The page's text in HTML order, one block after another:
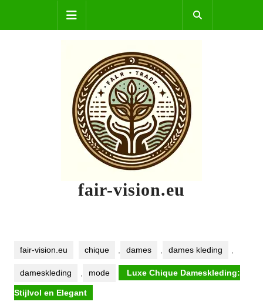
content
fair-vision.eu
fair-vision.eu chique dames dames kleding
dameskleding mode Luxe Chique Dameskleding:
Stijlvol en Elegant